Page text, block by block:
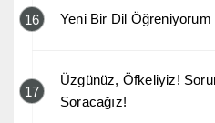
16 Yeni Bir Dil Öğreniyorum
17
Üzgünüz, Öfkeliyiz!
Soracağız!